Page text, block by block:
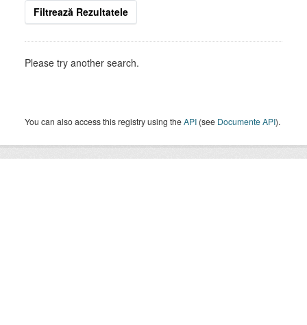
Filtrează Rezultatele
Please try another search.
You can also access this registry using theAPI (see Documente API).